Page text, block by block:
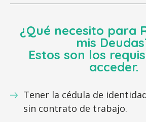
¿Qué necesito para
mis
Estos son los
acceder.
Tener la cédula de
sin contrato de trabajo.